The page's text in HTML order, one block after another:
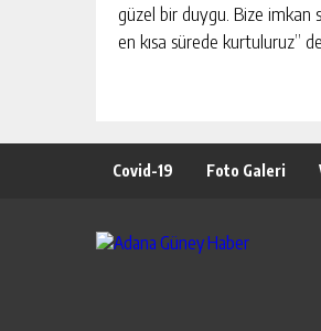
güzel bir duygu. Bize imkan
en kısa sürede kurtuluruz”
Covid-19 Foto Galeri